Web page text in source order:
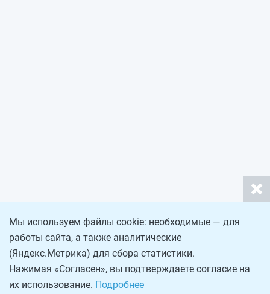
Мы используем файлы cookie: необходимые — для
работы сайта, а также аналитические
(Яндекс.Метрика) для сбора статистики.
Нажимая «Согласен», вы подтверждаете согласие на
их использование. Подробнее